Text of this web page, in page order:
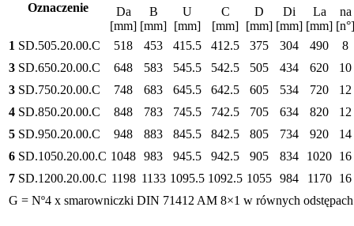
Oznaczenie
Da
[mm]
B
[mm]
U
[mm]
C
[mm]
D
[mm]
Di
[mm]
La
[mm]
na
[n°]
1 SD.505.20.00.C 518 453 415.5 412.5 375 304 490
8
3 SD.650.20.00.C 648 583 545.5 542.5 505 434 620
10
3 SD.750.20.00.C 748 683 645.5 642.5 605 534 720
12
4 SD.850.20.00.C 848 783 745.5 742.5 705 634 820
12
5 SD.950.20.00.C 948 883 845.5 842.5 805 734 920
14
6 SD.1050.20.00.C 1048 983 945.5 942.5 905 834 1020 16
7 SD.1200.20.00.C 1198 1133 1095.5 1092.5 1055 984 1170
16
G = Nº4 x smarowniczki DIN 71412 AM 8×1 w równych odstępach